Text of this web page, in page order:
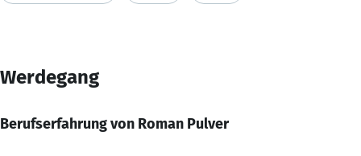
Werdegang
Berufserfahrung von Roman Pulver